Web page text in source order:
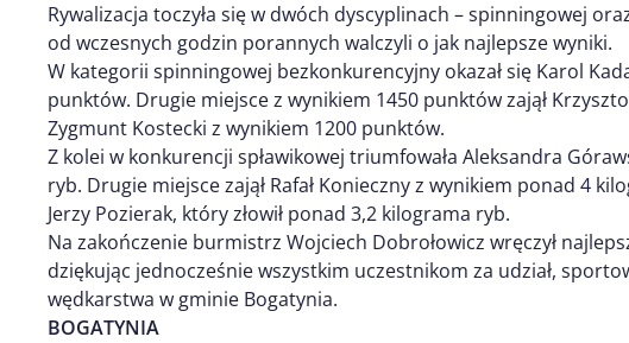
Rywalizacja toczyła się w dwóch dyscyplinach – spinningowej
od wczesnych godzin porannych walczyli o jak najlepsze wyniki.
W kategorii spinningowej bezkonkurencyjny okazał się Karol
punktów. Drugie miejsce z wynikiem 1450 punktów zajął
Zygmunt Kostecki z wynikiem 1200 punktów.
Z kolei w konkurencji spławikowej triumfowała Aleksandra
ryb. Drugie miejsce zajął Rafał Konieczny z wynikiem ponad 4
Jerzy Pozierak, który złowił ponad 3,2 kilograma ryb.
Na zakończenie burmistrz Wojciech Dobrołowicz wręczył
dziękując jednocześnie wszystkim uczestnikom za udział,
wędkarstwa w gminie Bogatynia.
BOGATYNIA